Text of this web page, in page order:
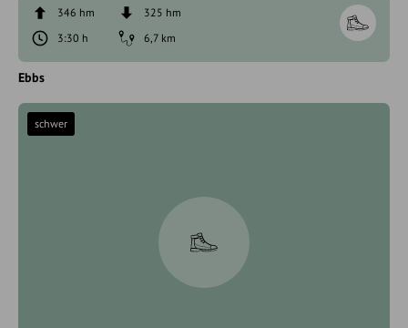
346 hm
325 hm
3:30 h
6,7 km
Ebbs
schwer